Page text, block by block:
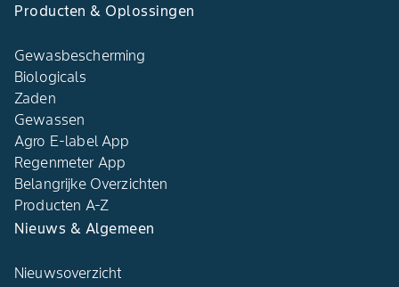
Producten & Oplossingen
Gewasbescherming
Biologicals
Zaden
Gewassen
Agro E-label App
Regenmeter App
Belangrijke Overzichten
Producten A-Z
Nieuws & Algemeen
Nieuwsoverzicht